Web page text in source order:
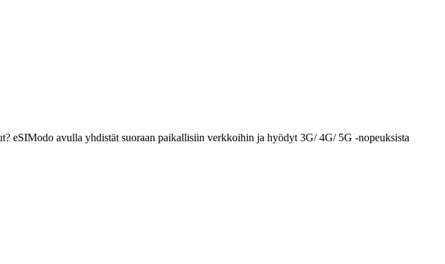
eSIModo avulla yhdistät suoraan paikallisiin verkkoihin ja hyödyt 3G/ 4G/ 5G -nopeuksista